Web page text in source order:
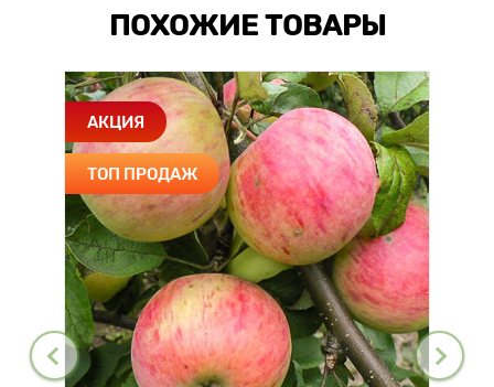
ПОХОЖИЕ ТОВАРЫ
АКЦИЯ
ТОП ПРОДАЖ